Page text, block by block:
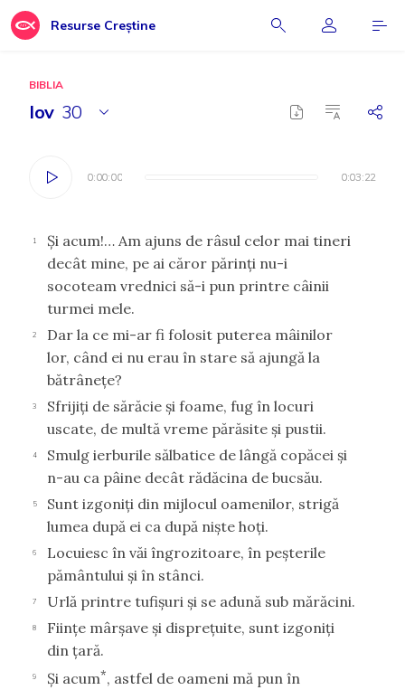
Resurse Creștine
BIBLIA
Iov 30
0:00:00 0:03:22
0:00:00 0:03:22
1
Şi acum!… Am ajuns de râsul celor mai tineri
decât mine, pe ai căror părinţi nu-i
socoteam vrednici să-i pun printre câinii
turmei mele.
2
Dar la ce mi-ar fi folosit puterea mâinilor
lor, când ei nu erau în stare să ajungă la
bătrâneţe?
3
Sfrijiţi de sărăcie şi foame, fug în locuri
uscate, de multă vreme părăsite şi pustii.
4
Smulg ierburile sălbatice de lângă copăcei şi
n-au ca pâine decât rădăcina de bucsău.
5
Sunt izgoniţi din mijlocul oamenilor, strigă
lumea după ei ca după nişte hoţi.
6
Locuiesc în văi îngrozitoare, în peşterile
pământului şi în stânci.
7 Urlă printre tufişuri şi se adună sub mărăcini.
8
Fiinţe mârşave şi dispreţuite, sunt izgoniţi
din ţară.
9 Şi acum*, astfel de oameni mă pun în